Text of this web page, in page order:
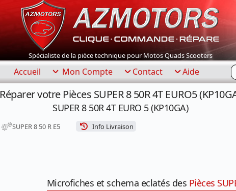
Spécialiste de la pièce technique pour Motos Quads Scooters
Accueil Mon Compte Contact Aide
Réparer votre Pièces SUPER 8 50R 4T EURO5
SUPER 8 50R 4T EURO 5 (KP10GA)
SUPER 8 50 R E5 Info Livraison
Microfiches et schema eclatés des Pièces